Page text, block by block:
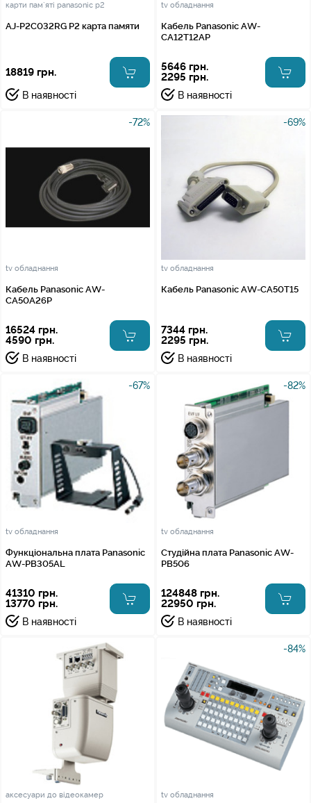
карти пам`яті panasonic p2
AJ-P2C032RG P2 карта памяти
18819 грн.
В наявності
tv обладнання
Кабель Panasonic AW-
CA12T12AP
5646 грн.
2295 грн.
В наявності
-72%
tv обладнання
Кабель Panasonic AW-
CA50A26P
16524 грн.
4590 грн.
В наявності
-69%
tv обладнання
Кабель Panasonic AW-CA50T15
7344 грн.
2295 грн.
В наявності
-67%
tv обладнання
Функціональна плата Panasonic
AW-PB305AL
41310 грн.
13770 грн.
В наявності
-82%
tv обладнання
Студійна плата Panasonic AW-
PB506
124848 грн.
22950 грн.
В наявності
аксесуари до відеокамер
-84%
tv обладнання